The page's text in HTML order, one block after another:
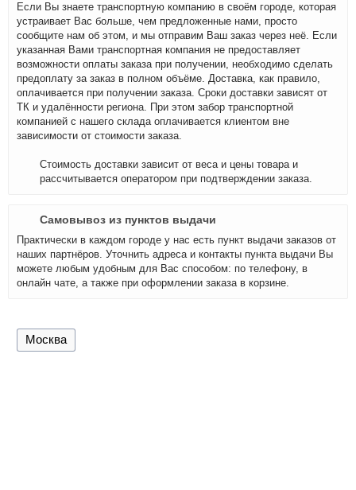
Если Вы знаете транспортную компанию в своём городе, которая
устраивает Вас больше, чем предложенные нами, просто
сообщите нам об этом, и мы отправим Ваш заказ через неё. Если
указанная Вами транспортная компания не предоставляет
возможности оплаты заказа при получении, необходимо сделать
предоплату за заказ в полном объёме. Доставка, как правило,
оплачивается при получении заказа. Сроки доставки зависят от
ТК и удалённости региона. При этом забор транспортной
компанией с нашего склада оплачивается клиентом вне
зависимости от стоимости заказа.
Стоимость доставки зависит от веса и цены товара и
рассчитывается оператором при подтверждении заказа.
Самовывоз из пунктов выдачи
Практически в каждом городе у нас есть пункт выдачи заказов от
наших партнёров. Уточнить адреса и контакты пункта выдачи Вы
можете любым удобным для Вас способом: по телефону, в
онлайн чате, а также при оформлении заказа в корзине.
Москва